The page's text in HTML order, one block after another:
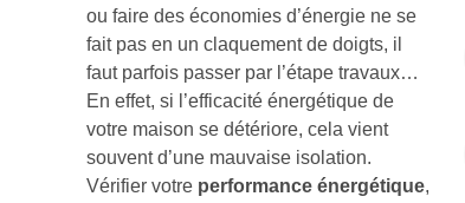
ou faire des économies d’énergie ne se
fait pas en un claquement de doigts, il
faut parfois passer par l’étape travaux…
En effet, si l’efficacité énergétique de
votre maison se détériore, cela vient
souvent d’une mauvaise isolation.
Vérifier votre performance énergétique,